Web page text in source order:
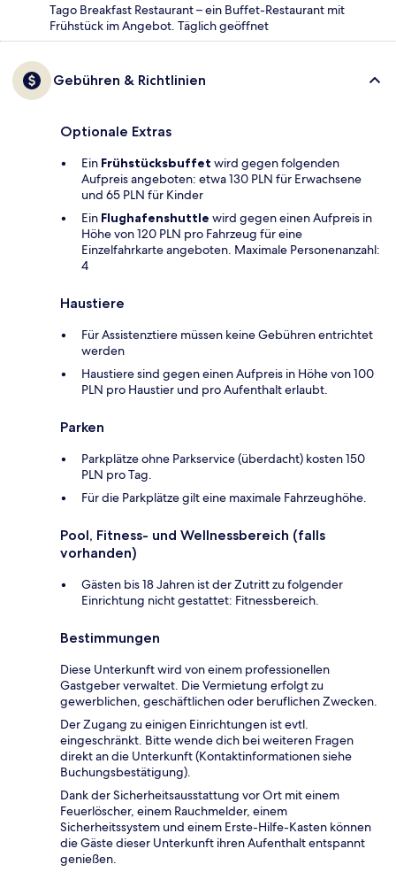
Tago Breakfast Restaurant – ein Buffet-Restaurant mit
Frühstück im Angebot. Täglich geöffnet
Gebühren & Richtlinien
Optionale Extras
Ein Frühstücksbuffet wird gegen folgenden
Aufpreis angeboten: etwa 130 PLN für Erwachsene
und 65 PLN für Kinder
Ein Flughafenshuttle wird gegen einen Aufpreis in
Höhe von 120 PLN pro Fahrzeug für eine
Einzelfahrkarte angeboten. Maximale Personenanzahl:
4
Haustiere
Für Assistenztiere müssen keine Gebühren entrichtet
werden
Haustiere sind gegen einen Aufpreis in Höhe von 100
PLN pro Haustier und pro Aufenthalt erlaubt.
Parken
Parkplätze ohne Parkservice (überdacht) kosten 150
PLN pro Tag.
Für die Parkplätze gilt eine maximale Fahrzeughöhe.
Pool, Fitness- und Wellnessbereich (falls
vorhanden)
Gästen bis 18 Jahren ist der Zutritt zu folgender
Einrichtung nicht gestattet: Fitnessbereich.
Bestimmungen
Diese Unterkunft wird von einem professionellen
Gastgeber verwaltet. Die Vermietung erfolgt zu
gewerblichen, geschäftlichen oder beruflichen Zwecken.
Der Zugang zu einigen Einrichtungen ist evtl.
eingeschränkt. Bitte wende dich bei weiteren Fragen
direkt an die Unterkunft (Kontaktinformationen siehe
Buchungsbestätigung).
Dank der Sicherheitsausstattung vor Ort mit einem
Feuerlöscher, einem Rauchmelder, einem
Sicherheitssystem und einem Erste-Hilfe-Kasten können
die Gäste dieser Unterkunft ihren Aufenthalt entspannt
genießen.